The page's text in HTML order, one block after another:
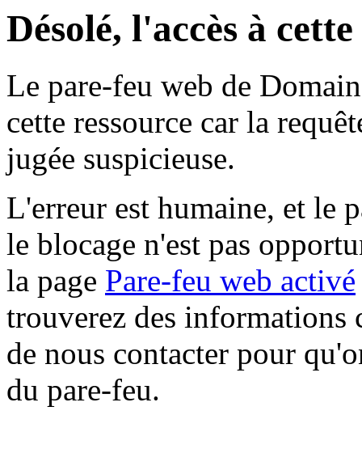
Désolé, l'accès à
Le pare-feu web de
cette ressource car la
jugée suspicieuse.
L'erreur est humaine, et le
le blocage n'est pas
la page Pare-feu web activé
trouverez des informations
de nous contacter pour
du pare-feu.